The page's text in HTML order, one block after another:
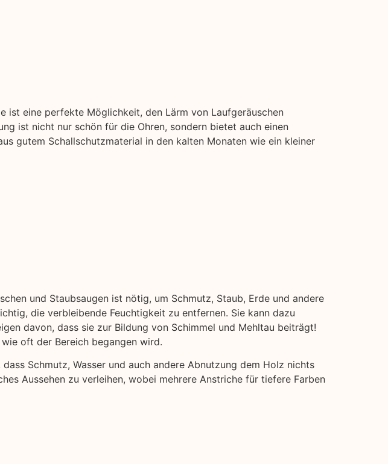
ist eine perfekte Möglichkeit, den Lärm von Laufgeräuschen
ist nicht nur schön für die Ohren, sondern bietet auch einen
gutem Schallschutzmaterial in den kalten Monaten wie ein kleiner
und Staubsaugen ist nötig, um Schmutz, Staub, Erde und andere
die verbleibende Feuchtigkeit zu entfernen. Sie kann dazu
davon, dass sie zur Bildung von Schimmel und Mehltau beiträgt!
oft der Bereich begangen wird.
Schmutz, Wasser und auch andere Abnutzung dem Holz nichts
Aussehen zu verleihen, wobei mehrere Anstriche für tiefere Farben